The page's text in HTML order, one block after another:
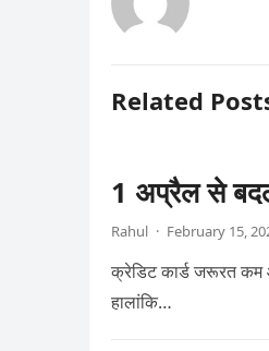
Related
1 अप्रैल से
Rahul · February 15,
क्रेडिट कार्ड जरूरत कम
हालांकि…